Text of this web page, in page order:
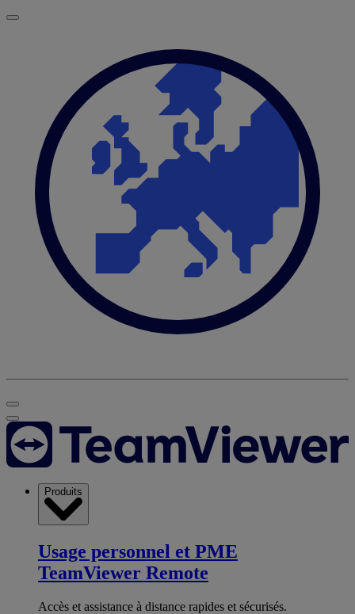
Produits
Usage personnel et PME
TeamViewer Remote
Accès et assistance à distance rapides et sécurisés.